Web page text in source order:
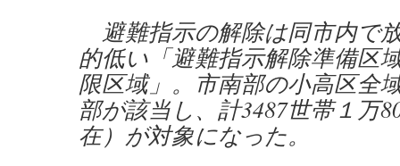
避難指示の解除は同市内で
的低い「避難指示解除準備区
限区域」。市南部の小高区全
部が該当し、計3487世帯１万
在）が対象になった。